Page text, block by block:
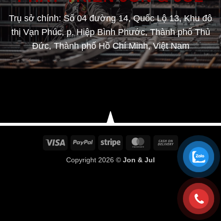
Trụ sở chính: Số 04 đường 14, Quốc Lộ 13, Khu đô
thị Vạn Phúc, p. Hiệp Bình Phước, Thành phố Thủ
Đức, Thành phố Hồ Chí Minh, Việt Nam
Visa PayPal Stripe MasterCardCash
On
Delivery
Copyright 2026 © Jon & Jul